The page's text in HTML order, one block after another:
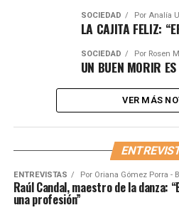
SOCIEDAD Por Analía
LA CAJITA FELIZ:
SOCIEDAD Por Rosen
UN BUEN MORIR
VER MÁS
ENTREVISTAS Por Oriana Gómez Porra -
Raúl Candal, maestro de la danza:
una profesión”